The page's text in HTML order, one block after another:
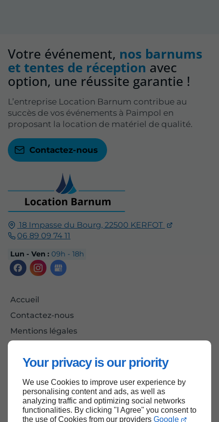
Your privacy is our priority
We use Cookies to improve user experience by
personalising content and ads, as well as
analyzing traffic and optimizing social networks
functionalities. By clicking "I Agree" you consent to
the use of Cookies from our providers Google
18 Impasse du Bourg,22500 KERFOT
06 89 09 74 11
Lun - Ven : 09h - 18h
Accueil
Contactez-nous
Mentions légales
Votre événement, nos barnums
et tentes de réception avec
option, une réussite garantie !
L’entreprise Location Barnum contribue au
succès de vos événements à Paimpol en
proposant la location de matériel de qualité.
Contactez-nous
Haut de page